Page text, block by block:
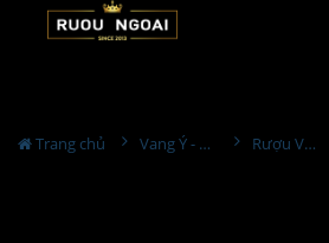
Trang chủ Vang Ý - Italia Rượu Vang Ý 40 Quaranta Primitivo